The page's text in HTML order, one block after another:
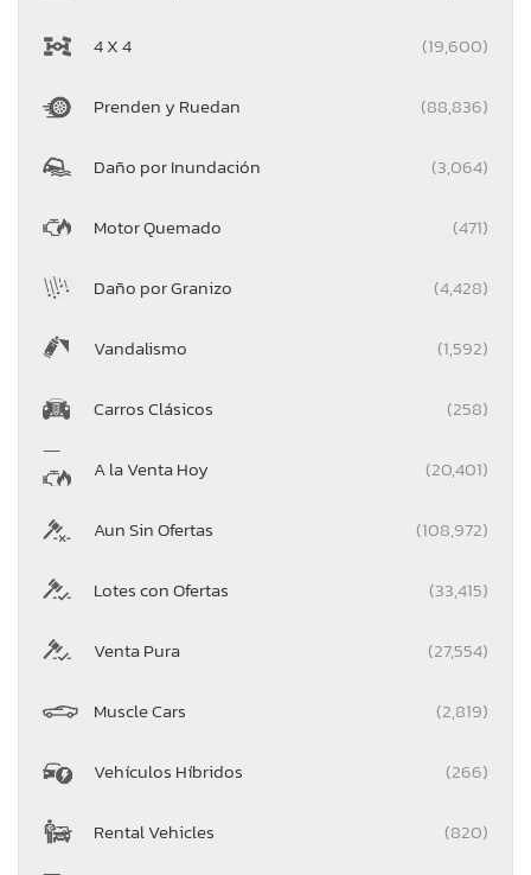
4 X 4 (19,600)
Prenden y Ruedan (88,836)
Daño por Inundación (3,064)
Motor Quemado (471)
Daño por Granizo (4,428)
Vandalismo (1,592)
Carros Clásicos (258)
A la Venta Hoy (20,401)
Aun Sin Ofertas (108,972)
Lotes con Ofertas (33,415)
Venta Pura (27,554)
Muscle Cars (2,819)
Vehículos Híbridos (266)
Rental Vehicles (820)